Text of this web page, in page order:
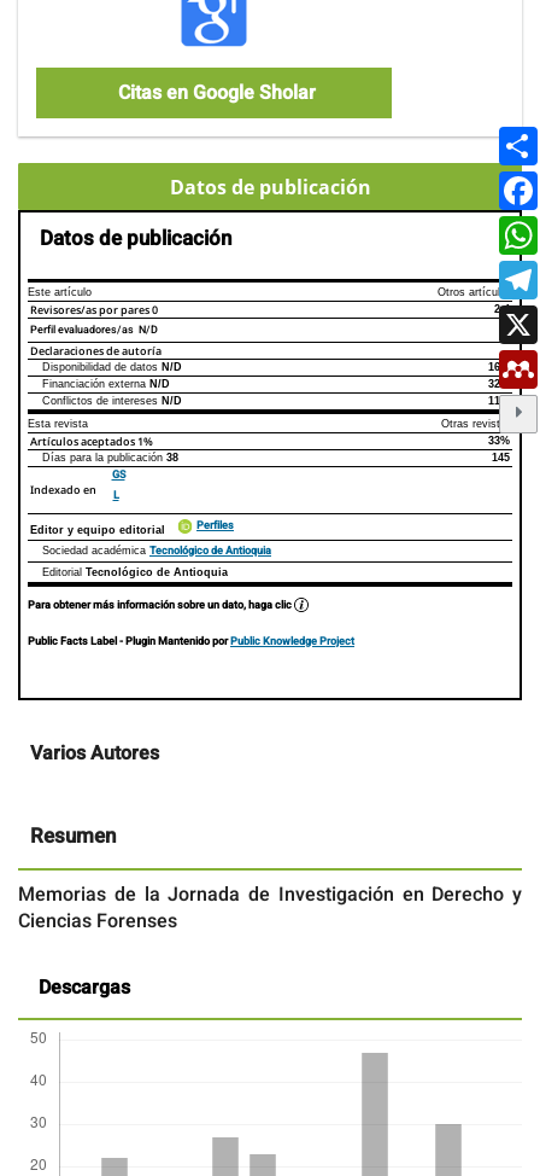
Citas en Google Sholar
Datos de publicación
Datos de publicación
Este artículo Otros artículos
Revisores/as por pares0 2.4
Perfil evaluadores/as N/D
Declaraciones de autoría
Declaraciones de autoríaEste artículo
Disponibilidad de datos N/D
16%
Financiación externa N/D
32%
Conflictos de intereses N/D
11%
Esta revista
Otras revistas
Artículos aceptados 1%
33%
Días para la publicación 38 145
Indexado en
GS
L
Editor y equipo editorial Perfiles
Sociedad académica Tecnológico de Antioquia
Editorial Tecnológico de Antioquia
Para obtener más información sobre un dato, haga clic
Public Facts Label- Plugin Mantenido porPublic Knowledge Project
Contenido
principal
Varios Autores
Resumen
Memorias de la Jornada de Investigación en Derecho y
Ciencias Forenses
Descargas